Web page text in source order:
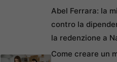
Abel Ferrara: la
contro la
la redenzione a
Come creare un